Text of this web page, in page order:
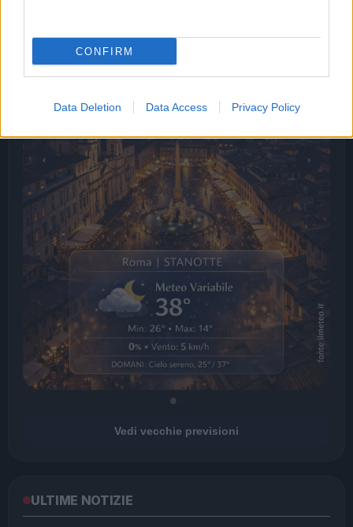
CONFIRM
Data Deletion Data Access Privacy Policy
‹ ›
Vedi vecchie previsioni
ULTIME NOTIZIE